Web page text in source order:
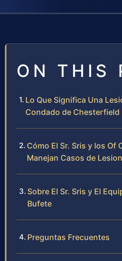
ON THIS
Lo Que Significa Una
Condado de Chesterfield
Cómo El Sr. Sris y los Of
Manejan Casos de
Sobre El Sr. Sris y El
Bufete
Preguntas Frecuentes